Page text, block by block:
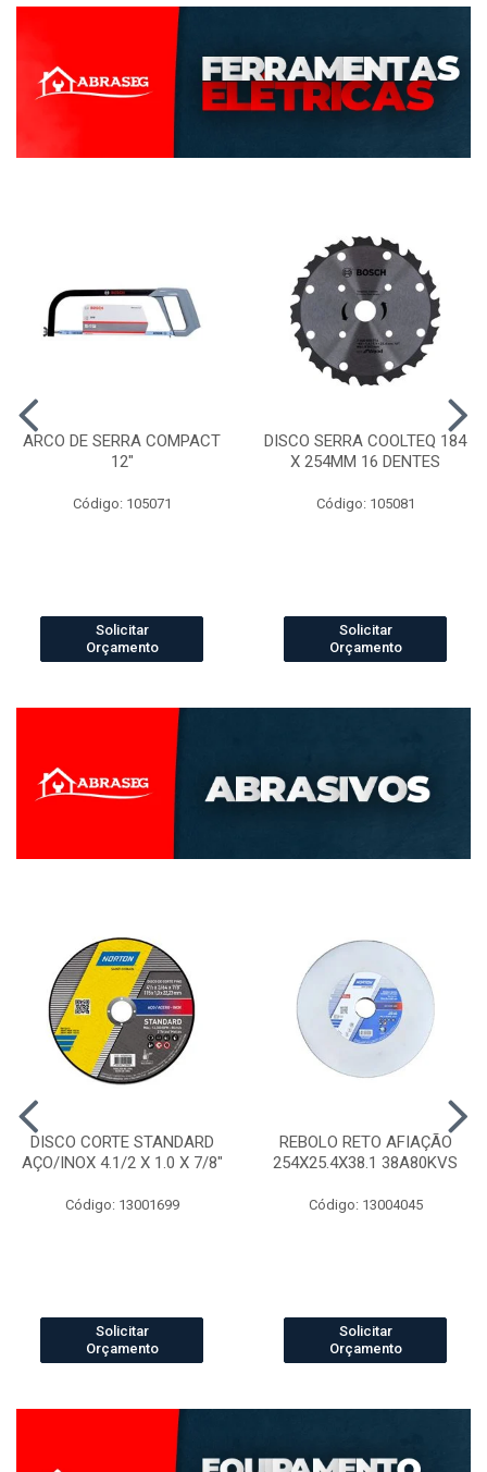
ARCO DE SERRA COMPACT
12"
Código: 105071
Solicitar
Orçamento
DISCO SERRA COOLTEQ 184
X 254MM 16 DENTES
Código: 105081
Solicitar
Orçamento
DISCO CORTE STANDARD
AÇO/INOX 4.1/2 X 1.0 X 7/8"
Código: 13001699
Solicitar
Orçamento
REBOLO RETO AFIAÇÃO
254X25.4X38.1 38A80KVS
Código: 13004045
Solicitar
Orçamento